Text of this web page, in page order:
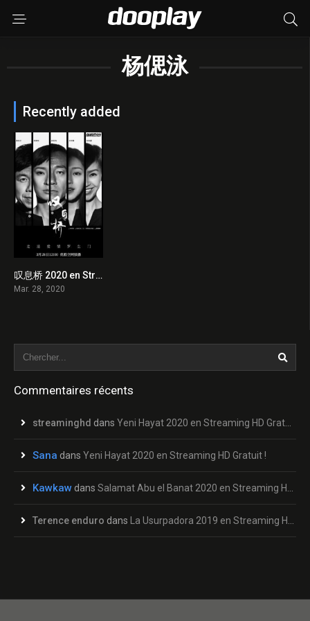
杨偲泳
Recently added
8叹息桥 2020 en Streaming HD Gratuit !
Mar. 28, 2020
Commentaires récents
streaminghd dans Yeni Hayat 2020 en Streaming HD Gratuit !
Sana dans Yeni Hayat 2020 en Streaming HD Gratuit !
Kawkaw dans Salamat Abu el Banat 2020 en Streaming HD Gratuit !
Terence enduro dans La Usurpadora 2019 en Streaming HD Gratuit !